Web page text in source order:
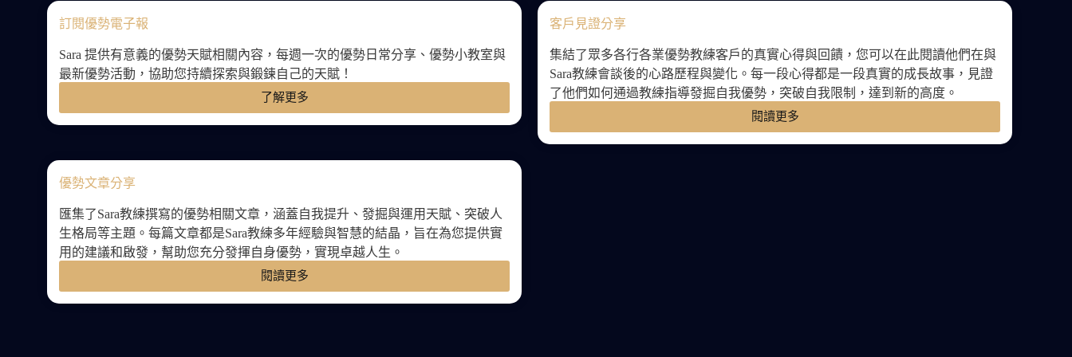
訂閱優勢電子報
Sara 提供有意義的優勢天賦相關內容，每週一次的優勢日常分享、優勢小教室與
最新優勢活動，協助您持續探索與鍛鍊自己的天賦！
了解更多
客戶見證分享
集結了眾多各行各業優勢教練客戶的真實心得與回饋，您可以在此閱讀他們在與
Sara教練會談後的心路歷程與變化。每一段心得都是一段真實的成長故事，見證
了他們如何通過教練指導發掘自我優勢，突破自我限制，達到新的高度。
閱讀更多
優勢文章分享
匯集了Sara教練撰寫的優勢相關文章，涵蓋自我提升、發掘與運用天賦、突破人
生格局等主題。每篇文章都是Sara教練多年經驗與智慧的結晶，旨在為您提供實
用的建議和啟發，幫助您充分發揮自身優勢，實現卓越人生。
閱讀更多